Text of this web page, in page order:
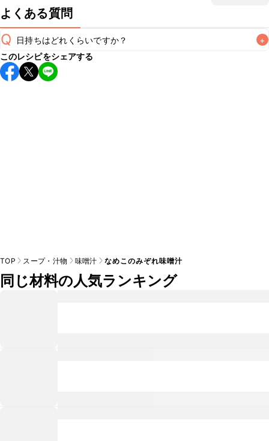
よくある質問
Q 日持ちはどれくらいですか？ +
保存期間は冷蔵で翌日中が目安です。なるべくお早めにお召
し上がりください。
このレシピをシェアする
TOP スープ・汁物 味噌汁 なめこのみぞれ味噌汁
同じ材料の人気ランキング